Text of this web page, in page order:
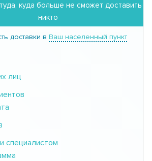
куда больше не сможет доставить
никто
доставки в Ваш населенный пункт
лиц
специалистом